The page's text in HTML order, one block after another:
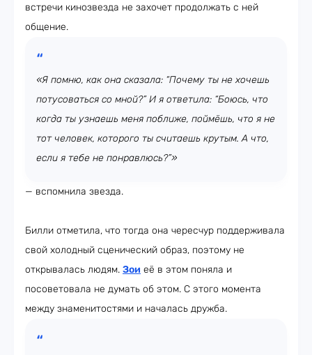
встречи кинозвезда не захочет продолжать с ней
общение.
«Я помню, как она сказала: “Почему ты не хочешь
потусоваться со мной?” И я ответила: “Боюсь, что
когда ты узнаешь меня поближе, поймёшь, что я не
тот человек, которого ты считаешь крутым. А что,
если я тебе не понравлюсь?”»
— вспомнила звезда.
Билли отметила, что тогда она чересчур поддерживала
свой холодный сценический образ, поэтому не
открывалась людям. Зои её в этом поняла и
посоветовала не думать об этом. С этого момента
между знаменитостями и началась дружба.